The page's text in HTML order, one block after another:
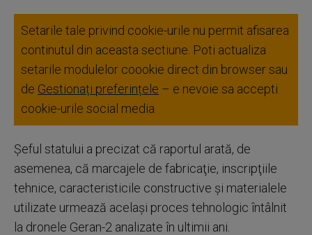
Setarile tale privind cookie-urile nu permit afisarea
continutul din aceasta sectiune. Poti actualiza
setarile modulelor coookie direct din browser sau
de Gestionați preferințele – e nevoie sa accepti
cookie-urile social media
Şeful statului a precizat că raportul arată, de
asemenea, că marcajele de fabricaţie, inscripţiile
tehnice, caracteristicile constructive şi materialele
utilizate urmează acelaşi proces tehnologic întâlnit
la dronele Geran-2 analizate în ultimii ani.